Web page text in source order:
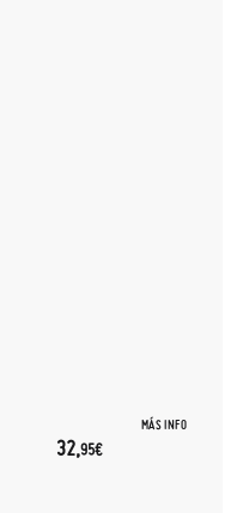
MÁS INFO
32,95€